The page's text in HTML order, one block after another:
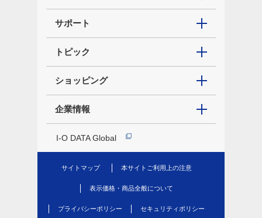
サポート
トピック
ショッピング
企業情報
I-O DATA Global
サイトマップ 本サイトご利用上の注意
表示価格・商品全般について
プライバシーポリシー セキュリティポリシー